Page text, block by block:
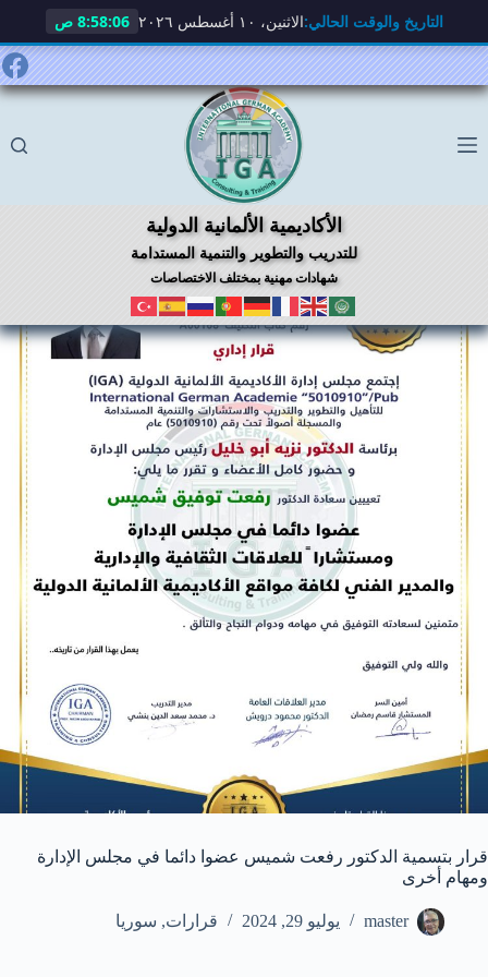
التاريخ والوقت الحالي:الاثنين، ١٠ أغسطس ٢٠٢٦ 8:58:07 ص
التجاوز
إلى
المحتوى
الأكاديمية الألمانية الدولية
للتدريب والتطوير والتنمية المستدامة
شهادات مهنية بمختلف الاختصاصات
قرار بتسمية الدكتور رفعت شميس عضوا دائما في مجلس الإدارة
ومهام أخرى
master يوليو 29, 2024 قرارات, سوريا